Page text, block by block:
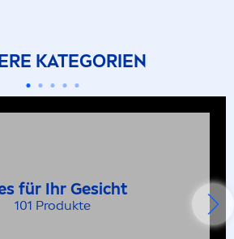
KATEGORIEN
für Ihr Gesicht
101 Produkte